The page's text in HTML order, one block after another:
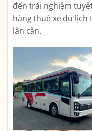
đến trải nghiệm
hàng thuê xe du lịch
lân cận.